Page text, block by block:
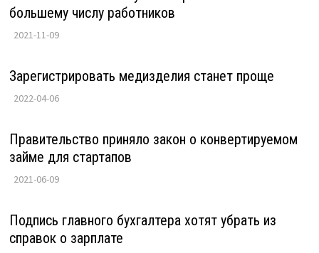
большему числу работников
2021-11-09
Зарегистрировать медизделия станет проще
2022-04-06
Правительство приняло закон о конвертируемом
займе для стартапов
2021-06-09
Подпись главного бухгалтера хотят убрать из
справок о зарплате